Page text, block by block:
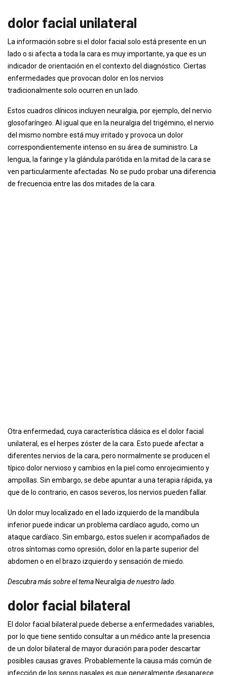
dolor facial unilateral
La información sobre si el dolor facial solo está presente en un
lado o si afecta a toda la cara es muy importante, ya que es un
indicador de orientación en el contexto del diagnóstico. Ciertas
enfermedades que provocan dolor en los nervios
tradicionalmente solo ocurren en un lado.
Estos cuadros clínicos incluyen neuralgia, por ejemplo, del nervio
glosofaríngeo. Al igual que en la neuralgia del trigémino, el nervio
del mismo nombre está muy irritado y provoca un dolor
correspondientemente intenso en su área de suministro. La
lengua, la faringe y la glándula parótida en la mitad de la cara se
ven particularmente afectadas. No se pudo probar una diferencia
de frecuencia entre las dos mitades de la cara.
Otra enfermedad, cuya característica clásica es el dolor facial
unilateral, es el herpes zóster de la cara. Esto puede afectar a
diferentes nervios de la cara, pero normalmente se producen el
típico dolor nervioso y cambios en la piel como enrojecimiento y
ampollas. Sin embargo, se debe apuntar a una terapia rápida, ya
que de lo contrario, en casos severos, los nervios pueden fallar.
Un dolor muy localizado en el lado izquierdo de la mandíbula
inferior puede indicar un problema cardíaco agudo, como un
ataque cardíaco. Sin embargo, estos suelen ir acompañados de
otros síntomas como opresión, dolor en la parte superior del
abdomen o en el brazo izquierdo y sensación de miedo.
Descubra más sobre el tema Neuralgia de nuestro lado.
dolor facial bilateral
El dolor facial bilateral puede deberse a enfermedades variables,
por lo que tiene sentido consultar a un médico ante la presencia
de un dolor bilateral de mayor duración para poder descartar
posibles causas graves. Probablemente la causa más común de
infección de los senos nasales es que generalmente desaparece